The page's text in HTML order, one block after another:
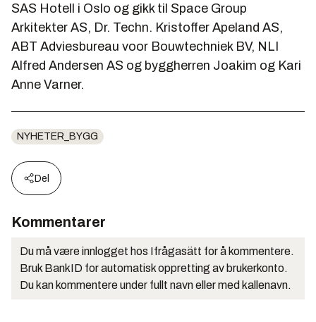
SAS Hotell i Oslo og gikk til Space Group
Arkitekter AS, Dr. Techn. Kristoffer Apeland AS,
ABT Adviesbureau voor Bouwtechniek BV, NLI
Alfred Andersen AS og byggherren Joakim og Kari
Anne Varner.
NYHETER_BYGG
Del
Kommentarer
Du må være innlogget hos Ifrågasätt for å kommentere.
Bruk BankID for automatisk oppretting av brukerkonto.
Du kan kommentere under fullt navn eller med kallenavn.